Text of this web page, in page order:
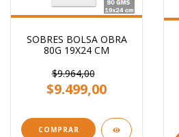
SOBRES BOLSA OBRA
80G 19X24 CM
$9.964,00
$9.499,00
COMPRAR